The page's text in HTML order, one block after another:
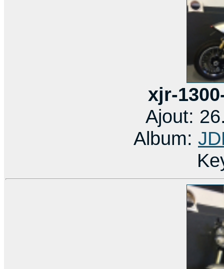
xjr-
Ajout:
Album: